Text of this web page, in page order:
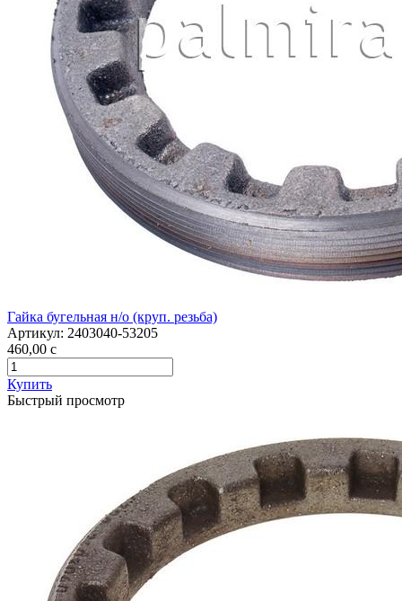
Гайка бугельная н/о (круп. резьба)
Артикул: 2403040-53205
460,00 c
Купить
Быстрый просмотр